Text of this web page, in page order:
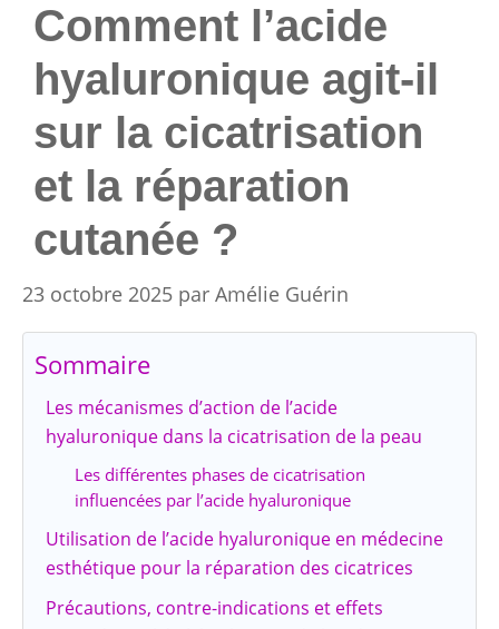
Comment l’acide
hyaluronique agit-il
sur la cicatrisation
et la réparation
cutanée ?
23 octobre 2025 par Amélie Guérin
Sommaire
Les mécanismes d’action de l’acide
hyaluronique dans la cicatrisation de la peau
Les différentes phases de cicatrisation
influencées par l’acide hyaluronique
Utilisation de l’acide hyaluronique en médecine
esthétique pour la réparation des cicatrices
Précautions, contre-indications et effets